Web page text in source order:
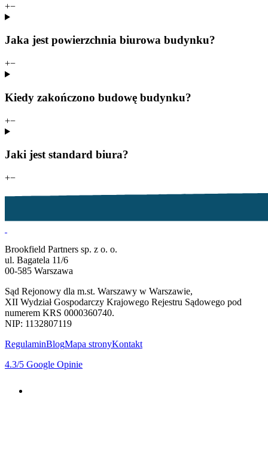
+−
Jaka jest powierzchnia biurowa budynku?
+−
Kiedy zakończono budowę budynku?
+−
Jaki jest standard biura?
+−
Brookfield Partners sp. z o. o.
ul. Bagatela 11/6
00-585 Warszawa
Sąd Rejonowy dla m.st. Warszawy w Warszawie,
XII Wydział Gospodarczy Krajowego Rejestru Sądowego pod
numerem KRS 0000360740.
NIP: 1132807119
RegulaminBlogMapa stronyKontakt
4.3/5 Google Opinie